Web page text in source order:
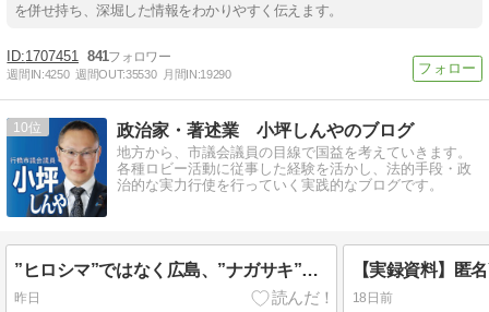
を併せ持ち、深堀した情報をわかりやすく伝えます。
1707451 841
週間IN:4250 週間OUT:35530 月間IN:19290
10 政治家・著述業 小坪しんやのブログ
地方から、市議会議員の目線で国益を考えていきます。
各種ロビー活動に従事した経験を活かし、法的手段・政
治的な実力行使を行っていく実践的なブログです。
”ヒロシマ”ではなく広島、”ナガサキ”ではなく長崎、”フクシマ”ではなく福島だ。【いい加減、ウザイと思った人はシェア】
昨日 18日前